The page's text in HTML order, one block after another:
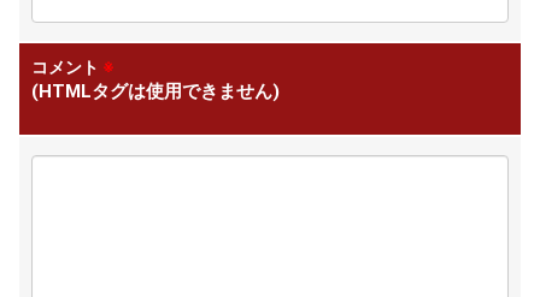
コメント ※
(HTMLタグは使用できません)